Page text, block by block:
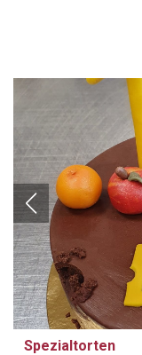
EPSON DSC picture
Spezialtorten